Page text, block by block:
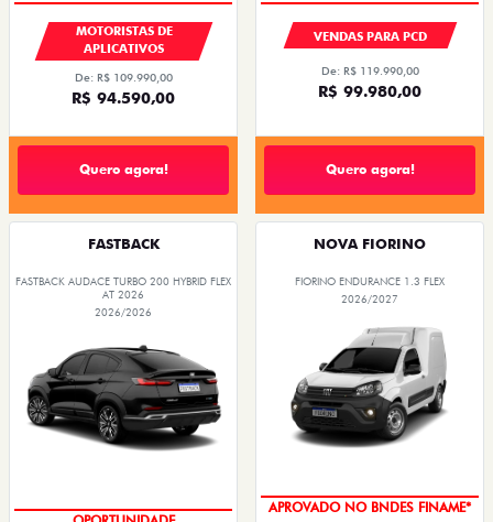
MOTORISTAS DE
APLICATIVOS
De: R$ 109.990,00
R$ 94.590,00
Quero agora!
VENDAS PARA PCD
De: R$ 119.990,00
R$ 99.980,00
Quero agora!
FASTBACK
FASTBACK AUDACE TURBO 200 HYBRID FLEX
AT 2026
2026/2026
NOVA FIORINO
FIORINO ENDURANCE 1.3 FLEX
2026/2027
APROVADO NO BNDES FINAME*